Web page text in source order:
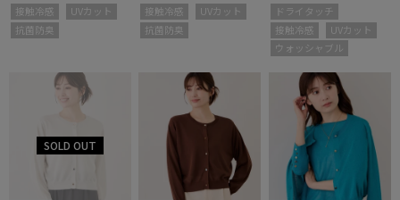
接触冷感
UVカット
抗菌防臭
接触冷感
UVカット
抗菌防臭
ドライタッチ
接触冷感
UVカット
ウォッシャブル